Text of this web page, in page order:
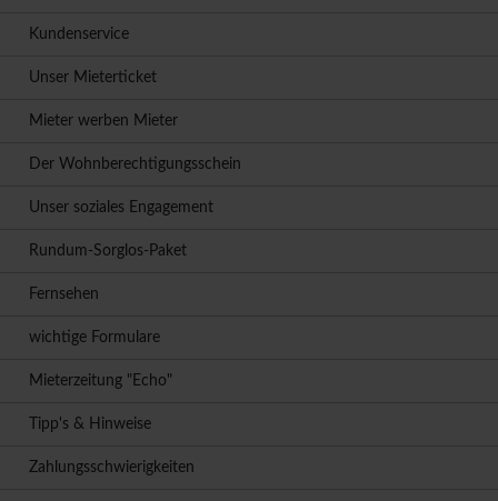
Kundenservice
Unser Mieterticket
Mieter werben Mieter
Der Wohnberechtigungsschein
Unser soziales Engagement
Rundum-Sorglos-Paket
Fernsehen
wichtige Formulare
Mieterzeitung "Echo"
Tipp's & Hinweise
Zahlungsschwierigkeiten